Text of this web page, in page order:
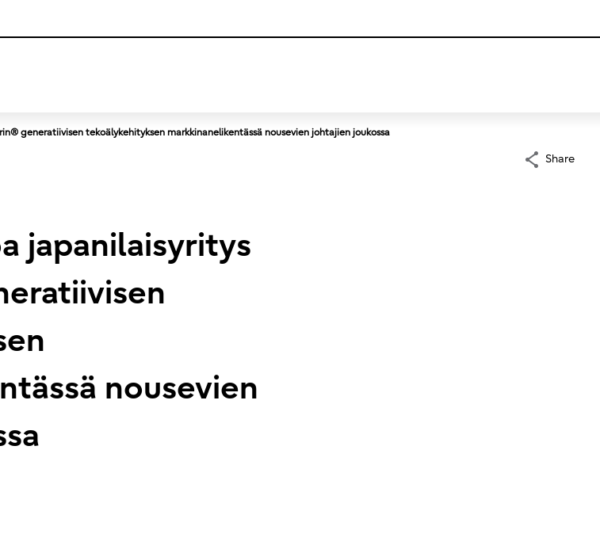
generatiivisen tekoälykehityksen markkinanelikentässä nousevien johtajien joukossa
Share
japanilaisyritys
nousevien